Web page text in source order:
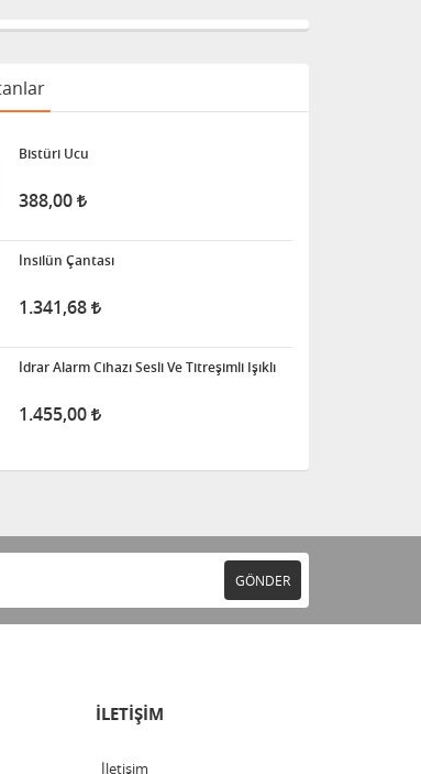
Bistüri Ucu
388,00
İnsilün Çantası
1.341,68
İdrar Alarm Cihazı Sesli Ve Titreşimli Işıklı
1.455,00
GÖNDER
İLETİŞİM
İletişim